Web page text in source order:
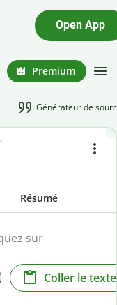
Open App
Premium
Générateur de
Résumé
Coller le texte